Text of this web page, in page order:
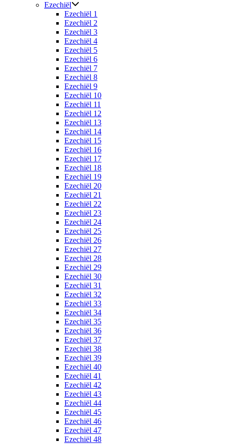
Ezechiël
Ezechiël 1
Ezechiël 2
Ezechiël 3
Ezechiël 4
Ezechiël 5
Ezechiël 6
Ezechiël 7
Ezechiël 8
Ezechiël 9
Ezechiël 10
Ezechiël 11
Ezechiël 12
Ezechiël 13
Ezechiël 14
Ezechiël 15
Ezechiël 16
Ezechiël 17
Ezechiël 18
Ezechiël 19
Ezechiël 20
Ezechiël 21
Ezechiël 22
Ezechiël 23
Ezechiël 24
Ezechiël 25
Ezechiël 26
Ezechiël 27
Ezechiël 28
Ezechiël 29
Ezechiël 30
Ezechiël 31
Ezechiël 32
Ezechiël 33
Ezechiël 34
Ezechiël 35
Ezechiël 36
Ezechiël 37
Ezechiël 38
Ezechiël 39
Ezechiël 40
Ezechiël 41
Ezechiël 42
Ezechiël 43
Ezechiël 44
Ezechiël 45
Ezechiël 46
Ezechiël 47
Ezechiël 48